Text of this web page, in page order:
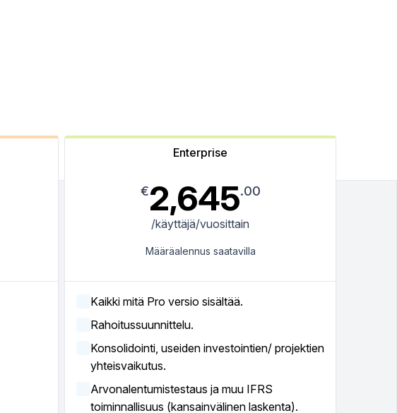
Enterprise
€2,645.00
/käyttäjä/vuosittain
Määräalennus saatavilla
Kaikki mitä Pro versio sisältää.
Rahoitussuunnittelu.
Konsolidointi, useiden investointien/ projektien
yhteisvaikutus.
Arvonalentumistestaus ja muu IFRS
toiminnallisuus (kansainvälinen laskenta).